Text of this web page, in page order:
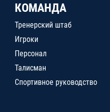
КОМАНДА
Тренерский штаб
Игроки
Персонал
Талисман
Спортивное руководство